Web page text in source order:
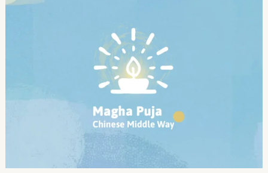
國
禪